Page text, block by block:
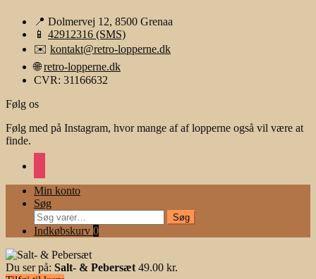
📍 Dolmervej 12, 8500 Grenaa
📱 42912316 (SMS)
✉️ kontakt@retro-lopperne.dk
🌐retro-lopperne.dk
CVR: 31166632
Følg os
Følg med på Instagram, hvor mange af af lopperne også vil være at
finde.
Min konto
Søg
Søg
efter:
Søg
Indkøbskurv 0
Du ser på: Salt- & Pebersæt 49.00 kr.